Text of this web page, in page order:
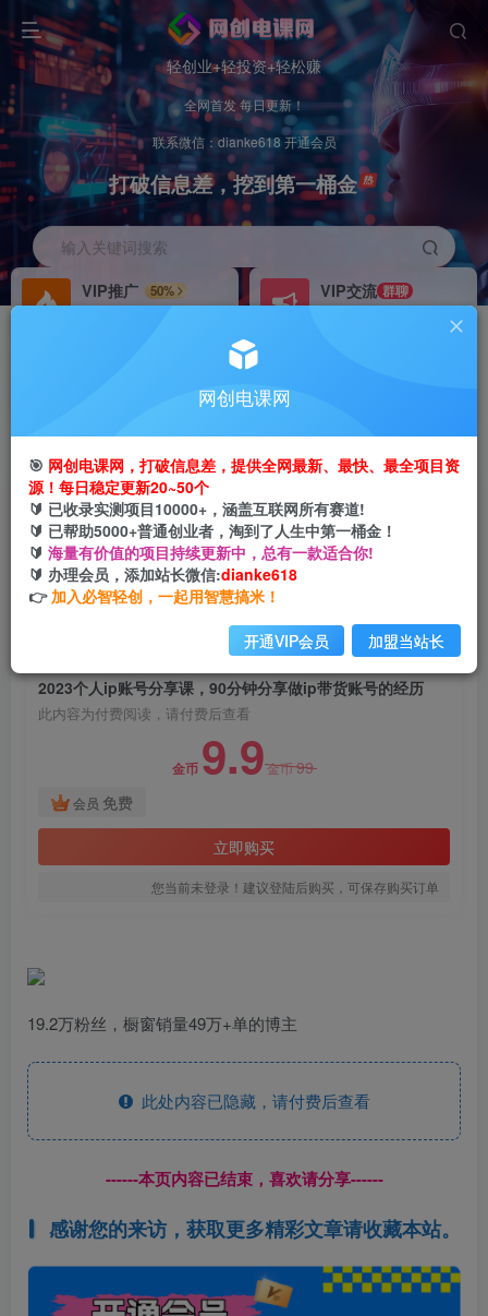
轻创业+轻投资+轻松赚
全网首发 每日更新！
联系微信：dianke618 开通会员
打破信息差，挖到第一桶金
输入关键词搜索
VIP推广
50%
VIP交流 群聊
研究探讨更多创业项目路子。
搭建同款网站，自己当老板
2023个人ip账号分享课，90分钟分享做ip带货账号
的经历
网创电课网
2年前发布
1322 119
2023个人ip账号分享课，90分钟分享做ip带货账号的经历
此内容为付费阅读，请付费后查看
金币 9.9金币99
会员 免费
立即购买
您当前未登录！建议登陆后购买，可保存购买订单
19.2万粉丝，橱窗销量49万+单的博主
此处内容已隐藏，请付费后查看
------本页内容已结束，喜欢请分享------
感谢您的来访，获取更多精彩文章请收藏本站。
网创电课网
🎯 网创电课网，打破信息差，提供全网最新、最快、最全项目资
源！每日稳定更新20~50个
🔰 已收录实测项目10000+，涵盖互联网所有赛道!
🔰 已帮助5000+普通创业者，淘到了人生中第一桶金！
🔰 海量有价值的项目持续更新中，总有一款适合你!
🔰 办理会员，添加站长微信:dianke618
👉 加入必智轻创，一起用智慧搞米！
开通VIP会员 加盟当站长